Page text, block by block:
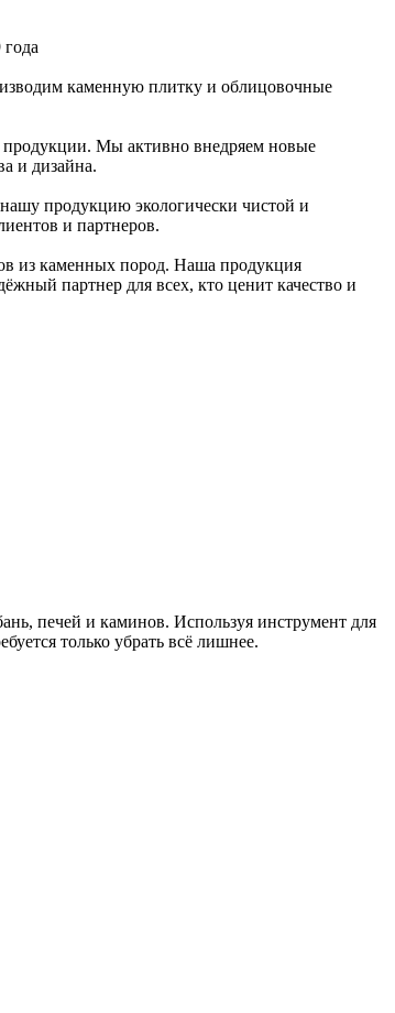
каменную плитку и облицовочные
продукции. Мы активно внедряем новые
и дизайна.
нашу продукцию экологически чистой и
и партнеров.
из каменных пород. Наша продукция
партнер для всех, кто ценит качество и
печей и каминов. Используя инструмент для
только убрать всё лишнее.